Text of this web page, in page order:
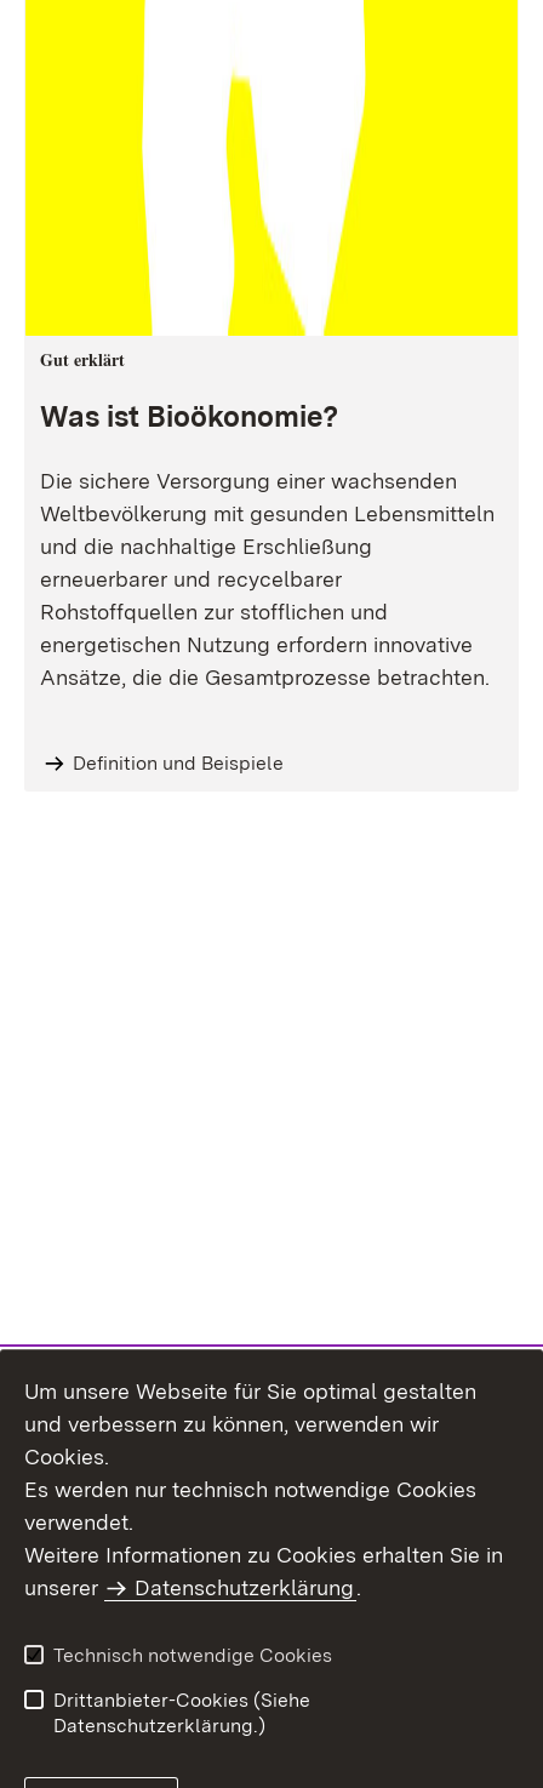
Gut erklärt
Was ist Bioökonomie?
Die sichere Versorgung einer wachsenden
Weltbevölkerung mit gesunden Lebensmitteln
und die nachhaltige Erschließung
erneuerbarer und recycelbarer
Rohstoffquellen zur stofflichen und
energetischen Nutzung erfordern innovative
Ansätze, die die Gesamtprozesse betrachten.
Definition und Beispiele
Themenübersicht
Barrierefreiheit
Um unsere Webseite für Sie optimal gestalten
und verbessern zu können, verwenden wir
Cookies.
Es werden nur technisch notwendige Cookies
verwendet.
Weitere Informationen zu Cookies erhalten Sie in
unserer
Datenschutzerklärung.
Technisch notwendige Cookies
Drittanbieter-Cookies (Siehe
Datenschutzerklärung.)